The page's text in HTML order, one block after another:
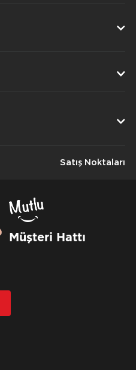
Satış Noktaları
Müşteri Hattı